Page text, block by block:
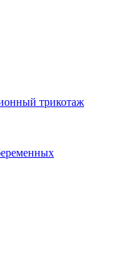
трикотаж